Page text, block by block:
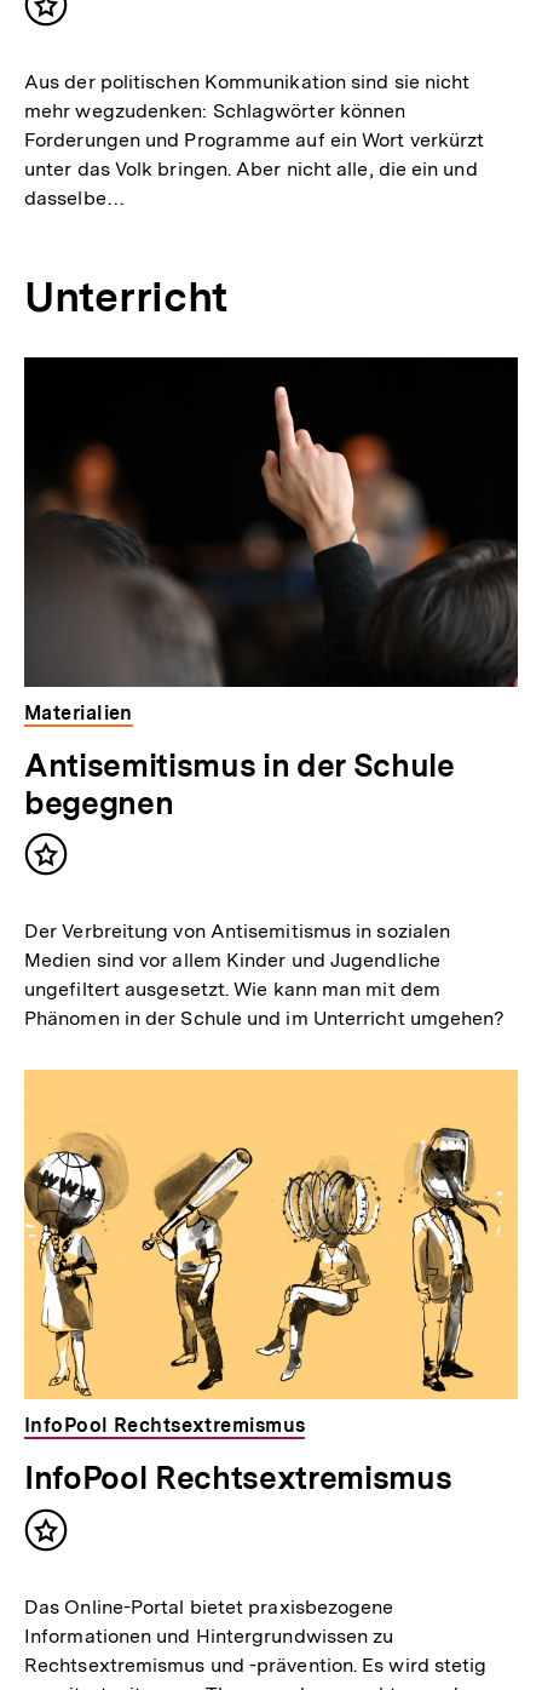
Inhalt
Aus der politischen Kommunikation sind sie nicht
mehr wegzudenken: Schlagwörter können
Forderungen und Programme auf ein Wort verkürzt
unter das Volk bringen. Aber nicht alle, die ein und
dasselbe…
Unterricht
Materialien
Antisemitismus in der Schule
begegnen
Inhalt
Der Verbreitung von Antisemitismus in sozialen
Medien sind vor allem Kinder und Jugendliche
ungefiltert ausgesetzt. Wie kann man mit dem
Phänomen in der Schule und im Unterricht umgehen?
InfoPool Rechtsextremismus
InfoPool Rechtsextremismus
Inhalt
Das Online-Portal bietet praxisbezogene
Informationen und Hintergrundwissen zu
Rechtsextremismus und -prävention. Es wird stetig